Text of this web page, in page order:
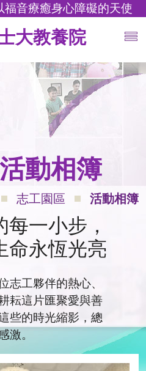
福音療癒身心障礙的天使
大教養院
活動相簿
志工園區 活動相簿
一小步，
命永恆光亮
志工夥伴的熱心、
耘這片匯聚愛與善
些的時光縮影，總
激。